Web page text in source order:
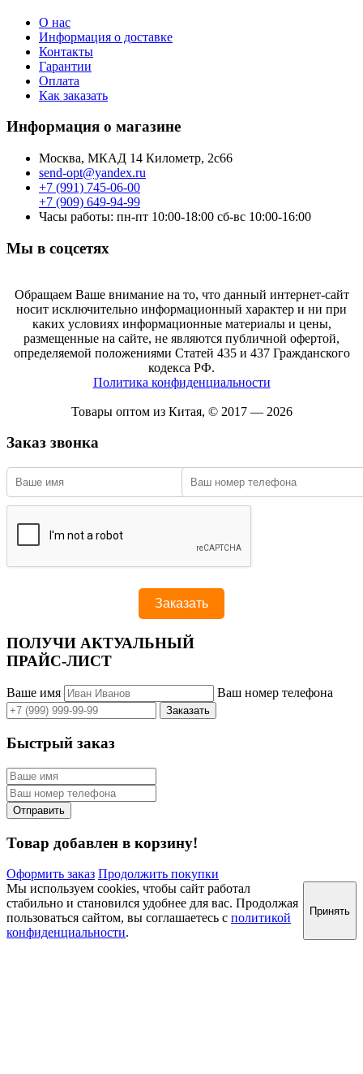
О нас
Информация о доставке
Контакты
Гарантии
Оплата
Как заказать
Информация о магазине
Москва, МКАД 14 Километр, 2с66
send-opt@yandex.ru
+7 (991) 745-06-00
+7 (909) 649-94-99
Часы работы: пн-пт 10:00-18:00 сб-вс 10:00-16:00
Мы в соцсетях
Обращаем Ваше внимание на то, что данный интернет-сайт
носит исключительно информационный характер и ни при
каких условиях информационные материалы и цены,
размещенные на сайте, не являются публичной офертой,
определяемой положениями Статей 435 и 437 Гражданского
кодекса РФ.
Политика конфиденциальности
Товары оптом из Китая, © 2017 — 2026
Заказ звонка
ПОЛУЧИ АКТУАЛЬНЫЙ
ПРАЙС-ЛИСТ
Ваше имя Ваш номер телефона
Быстрый заказ
Товар добавлен в корзину!
Оформить заказ Продолжить покупки
Мы используем cookies, чтобы сайт работал
стабильно и становился удобнее для вас. Продолжая
пользоваться сайтом, вы соглашаетесь с политикой
конфиденциальности.
Принять